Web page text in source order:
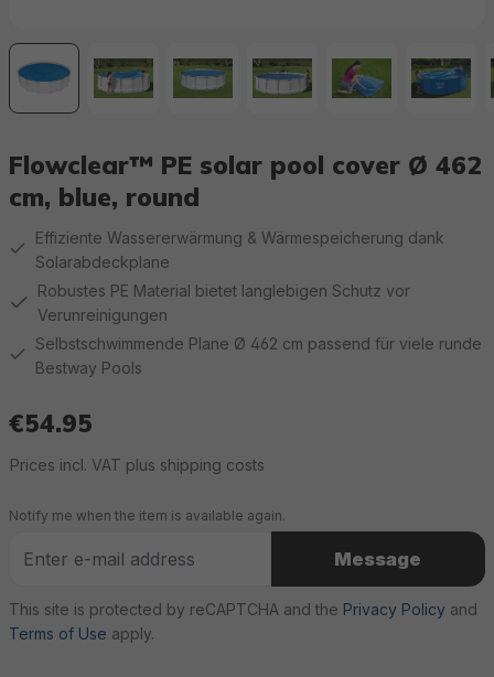
Flowclear™ PE solar pool cover Ø 462
cm, blue, round
Effiziente Wassererwärmung & Wärmespeicherung dank
Solarabdeckplane
Robustes PE Material bietet langlebigen Schutz vor
Verunreinigungen
Selbstschwimmende Plane Ø 462 cm passend für viele runde
Bestway Pools
€54.95
Prices incl. VAT plus shipping costs
Notify me when the item is available again.
Message
This site is protected by reCAPTCHA and the Privacy Policy and
Terms of Use apply.